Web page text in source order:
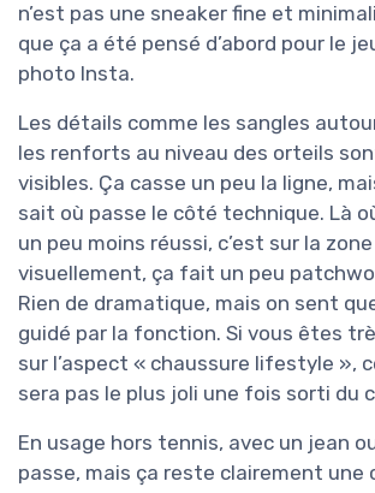
n’est pas une sneaker fine et
que ça a été pensé d’abord pour le
photo Insta.
Les détails comme les sangles
les renforts au niveau des orteils
visibles. Ça casse un peu la ligne,
sait où passe le côté technique. Là
un peu moins réussi, c’est sur la
visuellement, ça fait un peu
Rien de dramatique, mais on sent
guidé par la fonction. Si vous êtes
sur l’aspect « chaussure lifestyle »,
sera pas le plus joli une fois sorti du
En usage hors tennis, avec un jean
passe, mais ça reste clairement une